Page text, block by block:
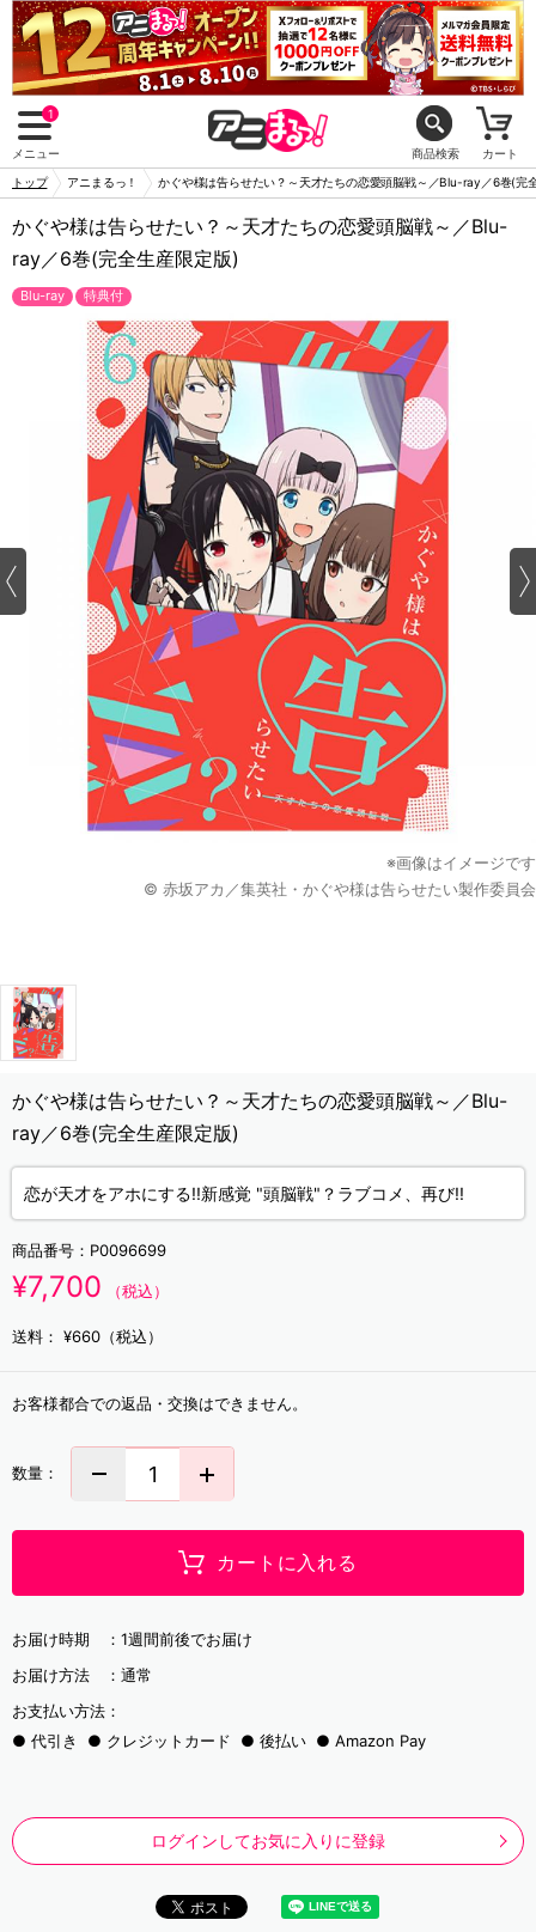
1
メニュー 商品検索 カート
トップ アニまるっ！ かぐや様は告らせたい？～天才たちの恋愛頭脳戦～／Blu-ray／6巻(完
かぐや様は告らせたい？～天才たちの恋愛頭脳戦～／Blu-
ray／6巻(完全生産限定版)
Blu-ray 特典付
※画像はイメージです
© 赤坂アカ／集英社・かぐや様は告らせたい製作委員会
かぐや様は告らせたい？～天才たちの恋愛頭脳戦～／Blu-
ray／6巻(完全生産限定版)
恋が天才をアホにする!!新感覚 "頭脳戦"？ラブコメ、再び!!
商品番号： P0096699
¥7,700 （税込）
送料： ¥660（税込）
お客様都合での返品・交換はできません。
数量：
カートに入れる
お届け時期 ： 1週間前後でお届け
お届け方法 ： 通常
お支払い方法：
代引き
クレジットカード 後払い Amazon Pay
ログインしてお気に入りに登録